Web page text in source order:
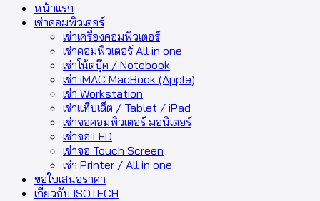
หน้าแรก
เช่าคอมพิวเตอร์
เช่าเครื่องคอมพิวเตอร์
เช่าคอมพิวเตอร์ All in one
เช่าโน้ตบุ๊ค / Notebook
เช่า iMAC MacBook (Apple)
เช่า Workstation
เช่าแท็บเล็ต / Tablet / iPad
เช่าจอคอมพิวเตอร์ มอนิเตอร์
เช่าจอ LED
เช่าจอ Touch Screen
เช่า Printer / All in one
ขอใบเสนอราคา
เกี่ยวกับ ISOTECH